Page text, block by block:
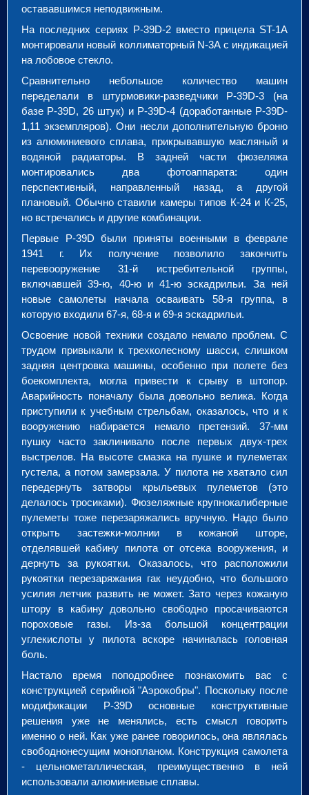
остававшимся неподвижным.
На последних сериях P-39D-2 вместо прицела ST-1А
монтировали новый коллиматорный N-3A с индикацией
на лобовое стекло.
Сравнительно небольшое количество машин
переделали в штурмовики-разведчики P-39D-3 (на
базе P-39D, 26 штук) и P-39D-4 (доработанные P-39D-
1,11 экземпляров). Они несли дополнительную броню
из алюминиевого сплава, прикрывавшую масляный и
водяной радиаторы. В задней части фюзеляжа
монтировались два фотоаппарата: один
перспективный, направленный назад, а другой
плановый. Обычно ставили камеры типов К-24 и К-25,
но встречались и другие комбинации.
Первые P-39D были приняты военными в феврале
1941 г. Их получение позволило закончить
перевооружение 31-й истребительной группы,
включавшей 39-ю, 40-ю и 41-ю эскадрильи. За ней
новые самолеты начала осваивать 58-я группа, в
которую входили 67-я, 68-я и 69-я эскадрильи.
Освоение новой техники создало немало проблем. С
трудом привыкали к трехколесному шасси, слишком
задняя центровка машины, особенно при полете без
боекомплекта, могла привести к срыву в штопор.
Аварийность поначалу была довольно велика. Когда
приступили к учебным стрельбам, оказалось, что и к
вооружению набирается немало претензий. 37-мм
пушку часто заклинивало после первых двух-трех
выстрелов. На высоте смазка на пушке и пулеметах
густела, а потом замерзала. У пилота не хватало сил
передернуть затворы крыльевых пулеметов (это
делалось тросиками). Фюзеляжные крупнокалиберные
пулеметы тоже перезаряжались вручную. Надо было
открыть застежки-молнии в кожаной шторе,
отделявшей кабину пилота от отсека вооружения, и
дернуть за рукоятки. Оказалось, что расположили
рукоятки перезаряжания гак неудобно, что большого
усилия летчик развить не может. Зато через кожаную
штору в кабину довольно свободно просачиваются
пороховые газы. Из-за большой концентрации
углекислоты у пилота вскоре начиналась головная
боль.
Настало время поподробнее познакомить вас с
конструкцией серийной "Аэрокобры". Поскольку после
модификации P-39D основные конструктивные
решения уже не менялись, есть смысл говорить
именно о ней. Как уже ранее говорилось, она являлась
свободнонесущим монопланом. Конструкция самолета
- цельнометаллическая, преимущественно в ней
использовали алюминиевые сплавы.